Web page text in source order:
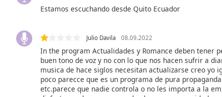
Picture-
Fullscreen
Estamos escuchando desde Quito Ecuador
Julio Davila 08.09.2022
In the program Actualidades y Romance deben tener
buen tono de voz y no con lo que nos hacen sufrir a
musica de hace siglos necesitan actualizarse creo yo
poco parecce que es un programa de pura
etc.parece que nadie controla o no les importa a la